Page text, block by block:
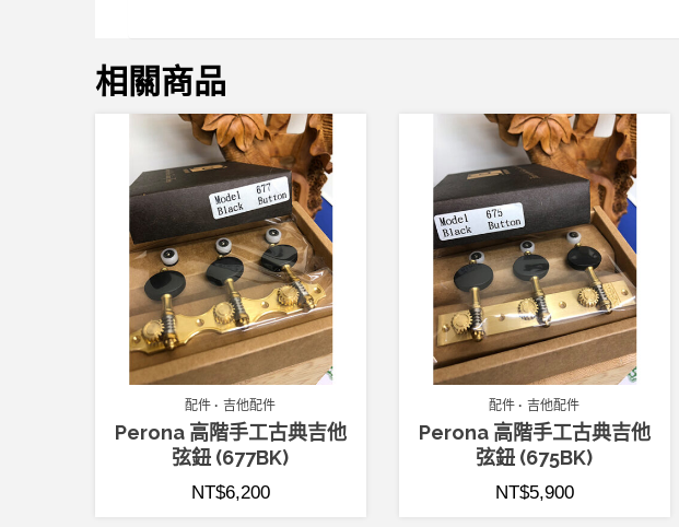
相關商品
配件 吉他配件
Perona 高階手工古典吉他
弦鈕 (677BK)
NT$6,200
配件 吉他配件
Perona 高階手工古典吉他
弦鈕 (675BK)
NT$5,900